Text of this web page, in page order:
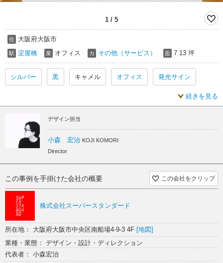
1 / 5
住 大阪府大阪市
駅 淀屋橋 業 オフィス カ その他（サービス） 面 7.13 坪
シルバー 黒 キャメル オフィス 発光サイン
続きを見る
デザイン担当
小森 宏治 KOJI KOMORI
Director
この事例を手掛けた会社の概要 この会社をクリップ
株式会社スーパースタンダード
所在地： 大阪府大阪市中央区南船場4-9-3 4F [地図]
業種・業態： デザイン・設計・ディレクション
代表者： 小森宏治